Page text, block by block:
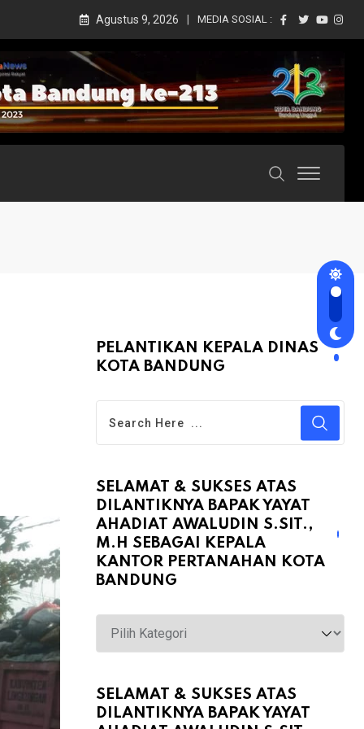
Agustus 9, 2026 MEDIA SOSIAL :
PELANTIKAN KEPALA DINAS
KOTA BANDUNG
SELAMAT & SUKSES ATAS
DILANTIKNYA BAPAK YAYAT
AHADIAT AWALUDIN S.SIT.,
M.H SEBAGAI KEPALA
KANTOR PERTANAHAN KOTA
BANDUNG
Selamat
&
atas
Dilantiknya
SELAMAT & SUKSES ATAS
DILANTIKNYA BAPAK YAYAT